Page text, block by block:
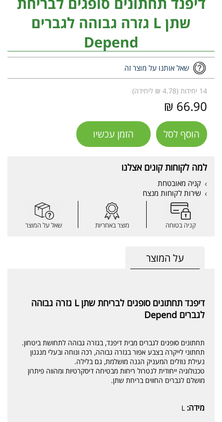
שתן L גזרה גבוהה לגברים
Depend
שאל אותנו על מוצר זה
14 יחידות (4.78 ₪ ליחידה)
66.90 ₪
הוסף לסל הזמן עכשיו
למה לקוחות קונים אצלנו
קניה מאובטחת
שירות לקוחות מנצח
קניה בטוחה מוצר באחריות שאל על המוצר
על המוצר
דיפנד תחתונים סופגים לבריחת שתן L גזרה גבוהה
לגברים Depend
תחתונים סופגים לגברים מבית דיפנד, בגזרה גבוהה לתחושת ביטחון.
תחתוני לייקרה בצבע אפור בגזרה גבוהה, רכה ונוחה ובעלי מנגנון
נעילת נוזלים המעניק הגנה מושלמת, גם בלילה.
טכנולוגיה ייחודית לנטרול ריחות מבטיחה דיסקרטיות ומהווה פיתרון
מושלם לגברים החווים בריחת שתן.
מידה: L